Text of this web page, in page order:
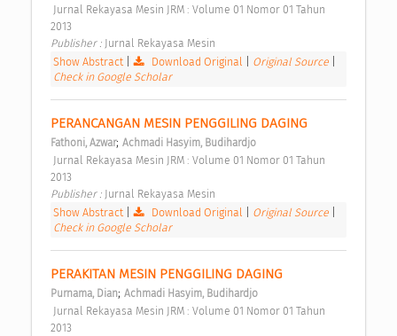
2013
Publisher : Jurnal Rekayasa Mesin
Show Abstract| Download Original Original Source
Check in Google Scholar
PERANCANGAN MESIN PENGGILING DAGING
Fathoni, Azwar; Achmadi Hasyim, Budihardjo
2013
Publisher : Jurnal Rekayasa Mesin
Show Abstract| Download Original Original Source
Check in Google Scholar
PERAKITAN MESIN PENGGILING DAGING
Purnama, Dian; Achmadi Hasyim, Budihardjo
2013